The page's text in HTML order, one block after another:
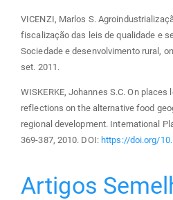
VICENZI, Marlos S.
fiscalização das leis de qualidade e
Sociedade e desenvolvimento rural,
set. 2011.
WISKERKE, Johannes S.C. On
reflections on the alternative food
regional development. International
369-387, 2010. DOI: https://doi.org/
Artigos